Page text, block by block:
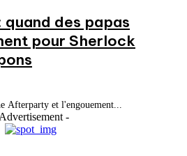
quand des papas
pour Sherlock
Afterparty et l'engouement...
-